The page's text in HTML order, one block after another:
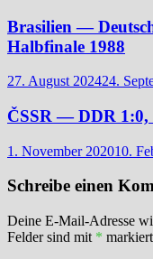
Brasilien —
Halbfinale 1988
27. August 202424.
ČSSR — DDR 1:0,
1. November 202010.
Schreibe einen
Deine E-Mail-Adresse
Felder sind mit * markiert